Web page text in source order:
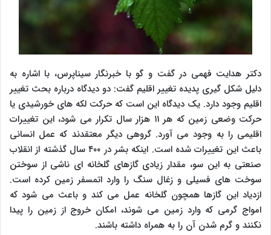
دکتر هدایت فهمی در گفت و گو با خبرنگار سیناپرس، با اشاره به
دلیل شکل گیری پدیده تغییر اقلیم گفت: دو دیدگاه درباره بحث تغییر
اقلیم وجود دارد. یک دیدگاه این است که حرکت لکه های خورشیدی یا
حرکت وضعی زمین که هر ۱۱ هزار سال تکرار می شود، این تغییرات
اقلیمی را به وجود می آورد. گروهی دیگر معتقدند که عمل انسانی
باعث این تغییرات شده است. اینکه بشر در ۴۰۰ سال گذشته از انقلاب
صنعتی به این سو، مقدار زیادی گازهای گلخانه ای ناشی از سوختن
سوخت های فسیلی و زغال سنگ را وارد اتمسفر زمین کرده است.
ازدیاد این گازها همچون گلخانه عمل می کند و باعث می شود که
امواج گرمی که وارد زمین می شوند، امکان خروج از زمین را پیدا
نکنند و گرم شدن آن را به همراه داشته باشند.